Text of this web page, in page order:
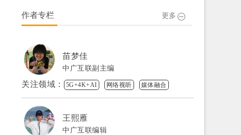
作者专栏 更多
苗梦佳
中广互联副主编
关注领域： 5G+4K+AI 网络视听 媒体融合
王熙雁
中广互联编辑